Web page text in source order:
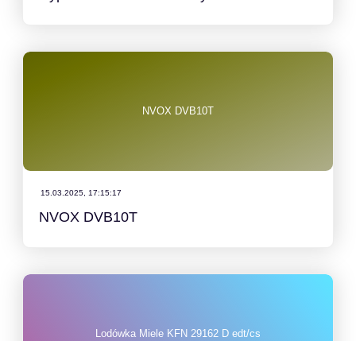
NVOX DVB10T
15.03.2025, 17:15:17
NVOX DVB10T
Lodówka Miele KFN 29162 D edt/cs